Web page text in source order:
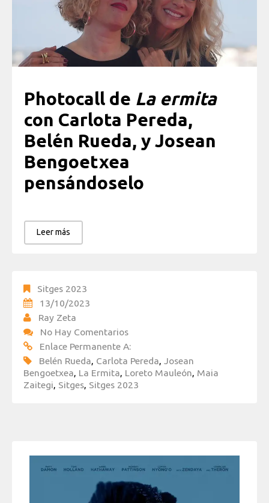
Photocall de La ermita
con Carlota Pereda,
Belén Rueda, y Josean
Bengoetxea
pensándoselo
Leer más
Sitges 2023
13/10/2023
Ray Zeta
No Hay Comentarios
Enlace Permanente A:
Belén Rueda, Carlota Pereda, Josean
Bengoetxea, La Ermita, Loreto Mauleón, Maia
Zaitegi, Sitges, Sitges 2023